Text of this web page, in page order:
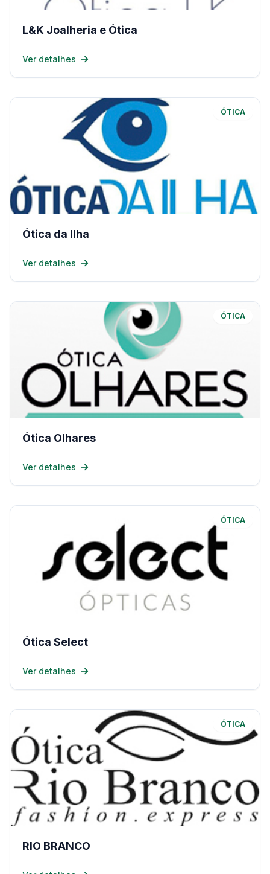
L&K Joalheria e Ótica
Ver detalhes
ÓTICA
Ótica da Ilha
Ver detalhes
ÓTICA
Ótica Olhares
Ver detalhes
ÓTICA
Ótica Select
Ver detalhes
ÓTICA
RIO BRANCO